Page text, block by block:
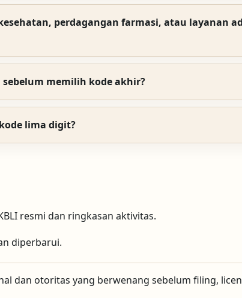
perdagangan farmasi, atau layanan
memilih kode akhir?
lima digit?
resmi dan ringkasan aktivitas.
diperbarui.
dan otoritas yang berwenang sebelum filing,